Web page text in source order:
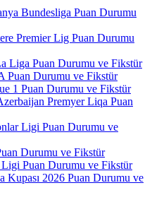
Bundesliga Puan Durumu
Premier Lig Puan Durumu
Liga Puan Durumu ve Fikstür
Puan Durumu ve Fikstür
1 Puan Durumu ve Fikstür
Premyer Liqa Puan
Ligi Puan Durumu ve
Durumu ve Fikstür
Puan Durumu ve Fikstür
Kupası 2026 Puan Durumu ve